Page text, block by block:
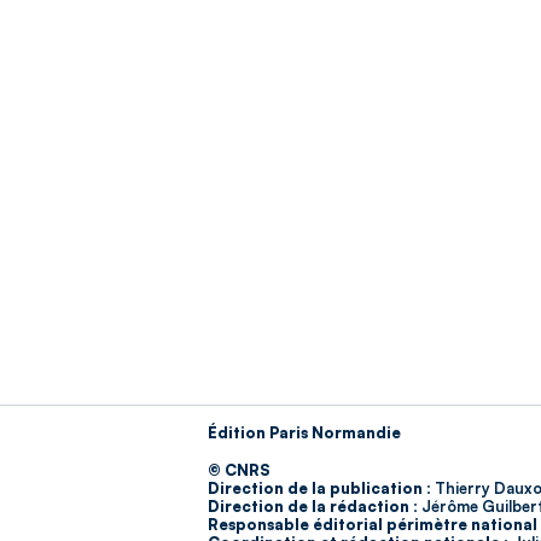
Édition Paris Normandie
© CNRS
Direction de la publication : Thierry
Direction de la rédaction : Jérôme
Responsable éditorial périmètre national